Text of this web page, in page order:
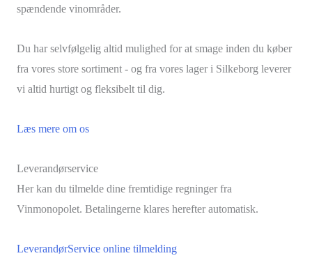
spændende vinområder.
Du har selvfølgelig altid mulighed for at smage inden du køber
fra vores store sortiment - og fra vores lager i Silkeborg leverer
vi altid hurtigt og fleksibelt til dig.
Læs mere om os
Leverandørservice
Her kan du tilmelde dine fremtidige regninger fra
Vinmonopolet. Betalingerne klares herefter automatisk.
LeverandørService online tilmelding